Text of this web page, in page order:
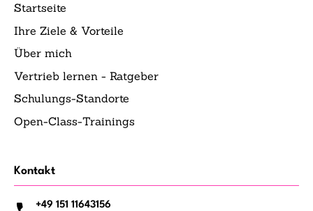
Startseite
Ihre Ziele & Vorteile
Über mich
Vertrieb lernen - Ratgeber
Schulungs-Standorte
Open-Class-Trainings
Kontakt
+49 151 11643156